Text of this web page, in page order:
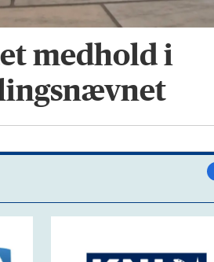
medhold i